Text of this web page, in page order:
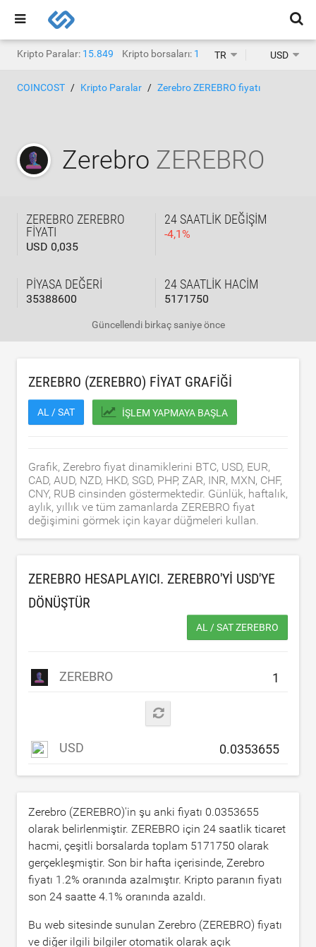
Kripto Paralar: 15.849 Kripto borsaları: 1.467TR USD
COINCOST Kripto Paralar Zerebro ZEREBRO fiyatı
Zerebro ZEREBRO
ZEREBRO ZEREBRO
FIYATI
USD 0,035
24 SAATLIK DEĞIŞIM
-4,1%
PIYASA DEĞERI
35388600
24 SAATLIK HACIM
5171750
Güncellendi birkaç saniye önce
ZEREBRO (ZEREBRO) FIYAT GRAFIĞI
AL / SAT İŞLEM YAPMAYA BAŞLA
Grafik, Zerebro fiyat dinamiklerini BTC, USD, EUR,
CAD, AUD, NZD, HKD, SGD, PHP, ZAR, INR, MXN, CHF,
CNY, RUB cinsinden göstermektedir. Günlük, haftalık,
aylık, yıllık ve tüm zamanlarda ZEREBRO fiyat
değişimini görmek için kayar düğmeleri kullan.
ZEREBRO HESAPLAYICI. ZEREBRO'YI USD'YE
DÖNÜŞTÜR
AL / SAT ZEREBRO
ZEREBRO
USD
Zerebro (ZEREBRO)'in şu anki fiyatı 0.0353655
olarak belirlenmiştir. ZEREBRO için 24 saatlik ticaret
hacmi, çeşitli borsalarda toplam 5171750 olarak
gerçekleşmiştir. Son bir hafta içerisinde, Zerebro
fiyatı 1.2% oranında azalmıştır. Kripto paranın fiyatı
son 24 saatte 4.1% oranında azaldı.
Bu web sitesinde sunulan Zerebro (ZEREBRO) fiyatı
ve diğer ilgili bilgiler otomatik olarak açık